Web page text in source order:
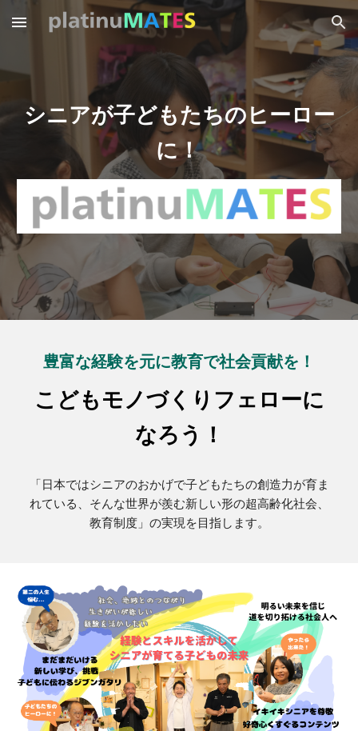
Skip to main content Skip to navigation
シニアが子どもたちのヒーロー
に！
豊富な経験を元に教育で社会貢献を！
こどもモノづくりフェローに
なろう！
「日本ではシニアのおかげで子どもたちの創造力が育ま
れている、そんな世界が羨む新しい形の超高齢化社会、
教育制度」の実現を目指します。